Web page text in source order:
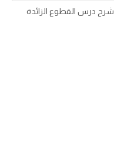
شرح درس القطوع الزائدة